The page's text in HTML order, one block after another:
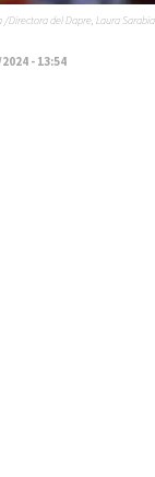
- 13:54
/Directora del Dapre, Laura Sarabia